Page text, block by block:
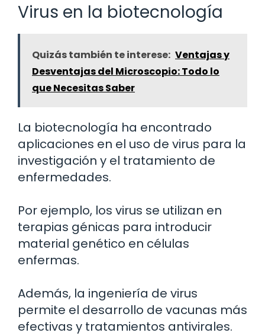
Virus en la biotecnología
Quizás también te interese: Ventajas y
Desventajas del Microscopio: Todo lo
que Necesitas Saber
La biotecnología ha encontrado
aplicaciones en el uso de virus para la
investigación y el tratamiento de
enfermedades.
Por ejemplo, los virus se utilizan en
terapias génicas para introducir
material genético en células
enfermas.
Además, la ingeniería de virus
permite el desarrollo de vacunas más
efectivas y tratamientos antivirales.